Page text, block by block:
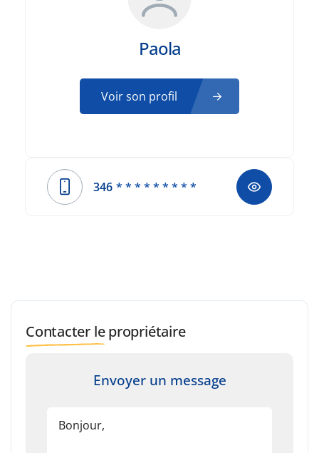
Paola
Voir son profil
346 * * * * * * * * *
Contacter le propriétaire
Envoyer un message